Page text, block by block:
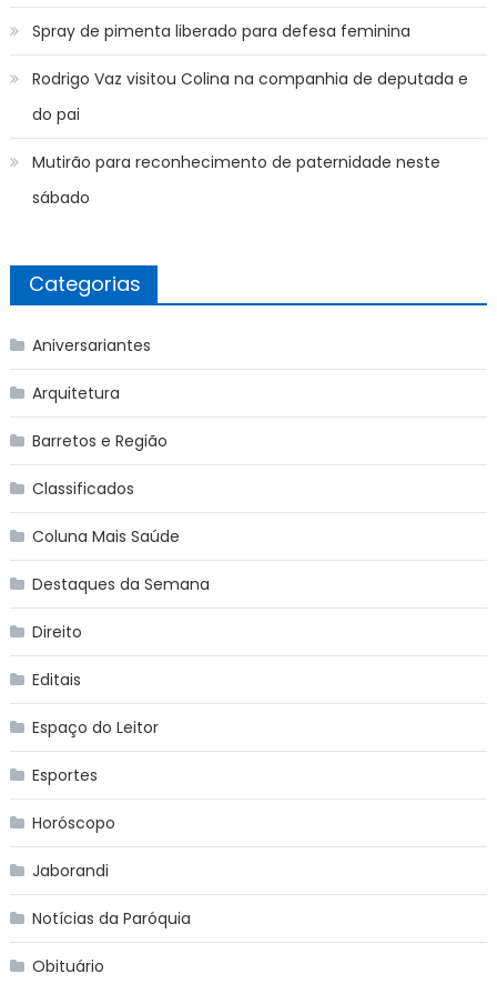
Spray de pimenta liberado para defesa feminina
Rodrigo Vaz visitou Colina na companhia de deputada e
do pai
Mutirão para reconhecimento de paternidade neste
sábado
Categorias
Aniversariantes
Arquitetura
Barretos e Região
Classificados
Coluna Mais Saúde
Destaques da Semana
Direito
Editais
Espaço do Leitor
Esportes
Horóscopo
Jaborandi
Notícias da Paróquia
Obituário